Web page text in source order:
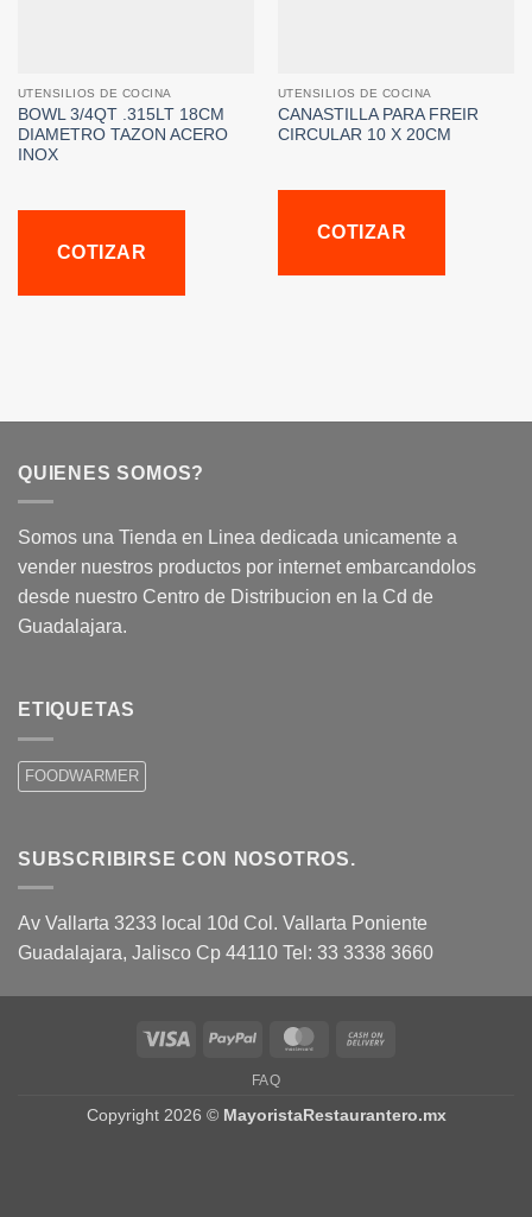
UTENSILIOS DE COCINA
BOWL 3/4QT .315LT 18CM
DIAMETRO TAZON ACERO
INOX
COTIZAR
UTENSILIOS DE COCINA
CANASTILLA PARA FREIR
CIRCULAR 10 X 20CM
COTIZAR
QUIENES SOMOS?
Somos una Tienda en Linea dedicada unicamente a
vender nuestros productos por internet embarcandolos
desde nuestro Centro de Distribucion en la Cd de
Guadalajara.
ETIQUETAS
FOODWARMER
SUBSCRIBIRSE CON NOSOTROS.
Av Vallarta 3233 local 10d Col. Vallarta Poniente
Guadalajara, Jalisco Cp 44110 Tel: 33 3338 3660
Visa PayPal MasterCard
FAQ
Copyright 2026 © MayoristaRestaurantero.mx